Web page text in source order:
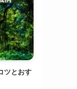
ツとおす